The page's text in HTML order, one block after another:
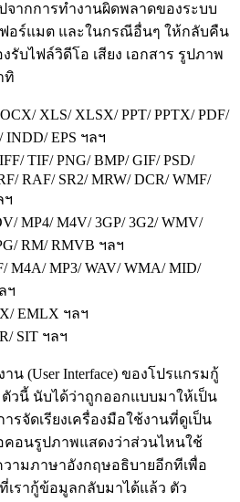
จากการทำงานผิดพลาดของระบบ
อร์แมต และในกรณีอื่นๆ ให้กลับคืน
รับไฟล์วิดีโอ เสียง เอกสาร รูปภาพ
ทิ
XLS/ XLSX/ PPT/ PPTX/ PDF/
EPS ฯลฯ
TIF/ PNG/ BMP/ GIF/ PSD/
RAF/ SR2/ MRW/ DCR/ WMF/
ฯ
MP4/ M4V/ 3GP/ 3G2/ WMV/
RM/ RMVB ฯลฯ
M4A/ MP3/ WAV/ WMA/ MID/
ฯ
EMLX ฯลฯ
SIT ฯลฯ
(User Interface) ของโปรแกรมกู้
ตัวนี้ นับได้ว่าถูกออกแบบมาให้เป็น
รจัดเรียงเครื่องมือใช้งานที่ดูเป็น
คอนรูปภาพแสดงว่าส่วนไหนใช้
ามภาษาอังกฤษอธิบายอีกทีเพื่อ
เรากู้ข้อมูลกลับมาได้แล้ว ตัว